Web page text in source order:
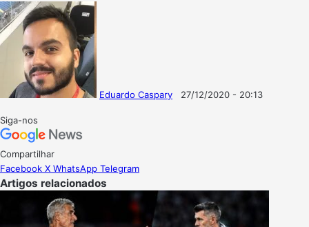
Eduardo Caspary
27/12/2020 - 20:13
Siga-nos
Compartilhar
Facebook X WhatsApp Telegram
Artigos relacionados